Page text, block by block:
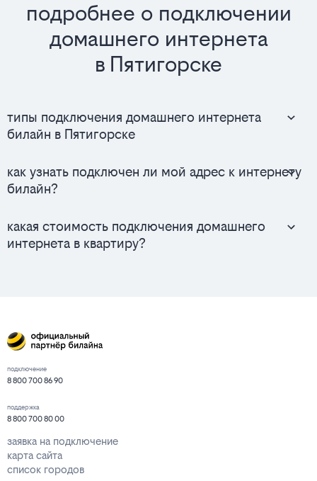
подробнее о подключении
домашнего интернета
в Пятигорске
типы подключения домашнего интернета
билайн в Пятигорске
как узнать подключен ли мой адрес к интернету
билайн?
какая стоимость подключения домашнего
интернета в квартиру?
подключение
8 800 700 86 90
поддержка
8 800 700 80 00
заявка на подключение
карта сайта
список городов